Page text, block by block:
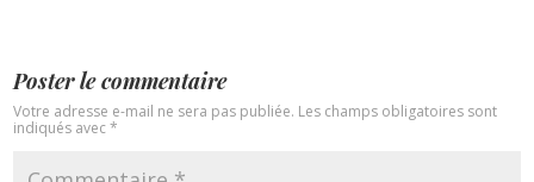
Poster le commentaire
Votre adresse e-mail ne sera pas publiée. Les champs obligatoires sont
indiqués avec*